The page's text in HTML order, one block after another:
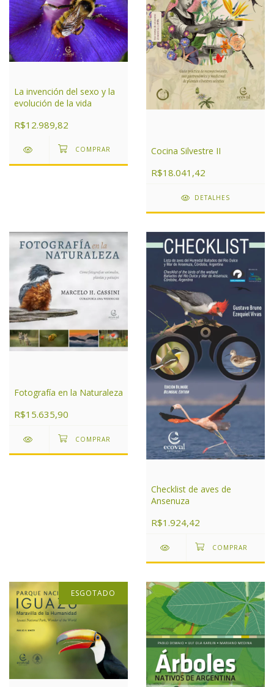
La invención del sexo y la
evolución de la vida
R$12.989,82
Cocina Silvestre II
R$18.041,42
DETALHES
Fotografía en la Naturaleza
R$15.635,90
Checklist de aves de
Ansenuza
R$1.924,42
ESGOTADO